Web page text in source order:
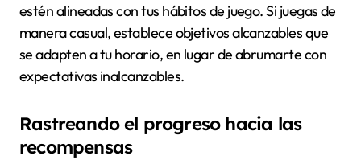
estén alineadas con tus hábitos de juego. Si juegas de
manera casual, establece objetivos alcanzables que
se adapten a tu horario, en lugar de abrumarte con
expectativas inalcanzables.
Rastreando el progreso hacia las
recompensas